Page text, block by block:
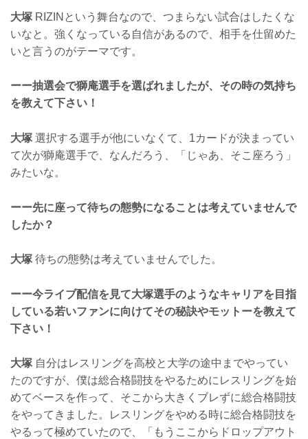
大塚 RIZINという舞台なので、つまらない試合はしたくな
いなと。強くなっている自信があるので、相手を仕留めた
いと言うのがテーマです。
ーー抽選会で獅庵選手を選ばれましたが、その時の気持ち
を教えて下さい！
大塚 選択する選手が他にいなくて、1カードが決まってい
て次が獅庵選手で、なんだろう、「じゃあ、そこ座ろう」
みたいな。
ーー先に座って待ちの態勢になることは考えていませんで
したか？
大塚 待ちの態勢は考えていませんでした。
ーー今ライブ配信を見て大塚選手のようなキャリアを目指
している若いファンに向けてその秘訣やモットーを教えて
下さい！
大塚 自分はレスリングを高校と大学の途中までやってい
たのですが、僕は総合格闘技をやるためにレスリングを始
めてベースを作って、そこから大きくブレずに総合格闘技
をやってきました。レスリングをやめる時に総合格闘技を
やるって極めていたので、「もうここからドロップアウト